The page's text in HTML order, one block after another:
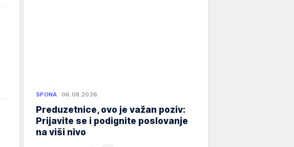
SPONA 06.08.2026.
Preduzetnice, ovo je važan poziv:
Prijavite se i podignite poslovanje
na viši nivo